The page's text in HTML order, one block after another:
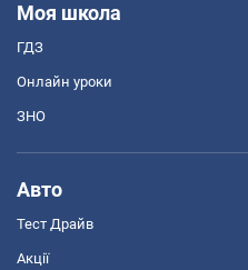
Моя школа
ГДЗ
Онлайн уроки
ЗНО
Авто
Тест Драйв
Акції